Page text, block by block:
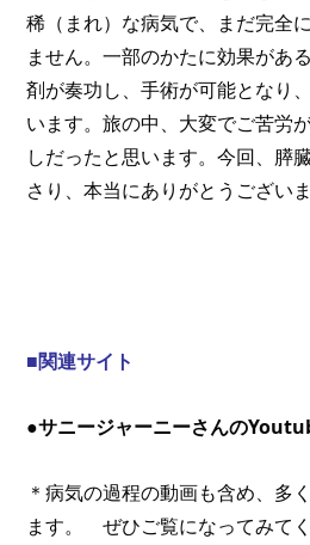
稀（まれ）な病気で、まだ完全
ません。一部のかたに効果があ
剤が奏功し、手術が可能となり
います。旅の中、大変でご苦労
しだったと思います。今回、膵
さり、本当にありがとうございま
■関連サイト
●サニージャーニーさんの
＊病気の過程の動画も含め、多
ます。　ぜひご覧になってみてく